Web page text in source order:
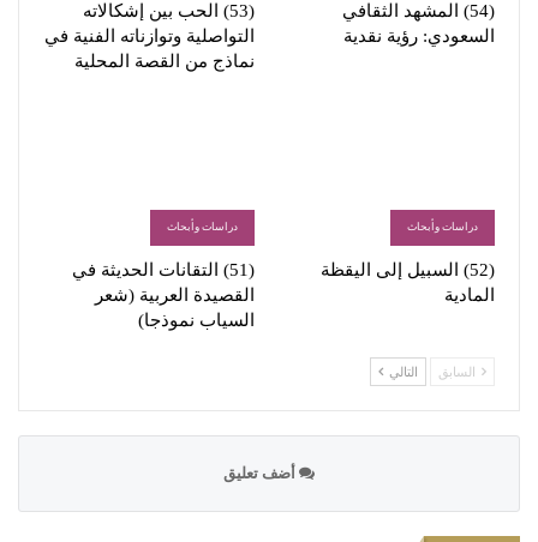
(54) المشهد الثقافي
السعودي: رؤية نقدية
(53) الحب بين إشكالاته
التواصلية وتوازناته الفنية في
نماذج من القصة المحلية
دراسات وأبحاث
(52) السبيل إلى اليقظة
المادية
دراسات وأبحاث
(51) التقانات الحديثة في
القصيدة العربية (شعر
السياب نموذجا)
السابق التالي
أضف تعليق